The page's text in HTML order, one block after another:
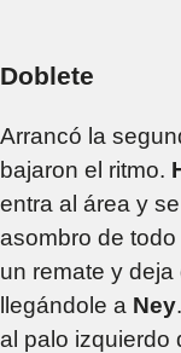
Doblete
Arrancó la
bajaron el ritmo.
entra al área y
asombro de
un remate y
llegándole a Ney.
al palo izquierdo